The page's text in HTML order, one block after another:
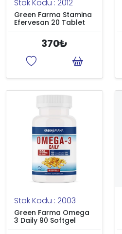
Stok Kodu : 2012
Green Farma Stamina
Efervesan 20 Tablet
370₺
Stok Kodu : 2003
Green Farma Omega
3 Daily 90 Softgel